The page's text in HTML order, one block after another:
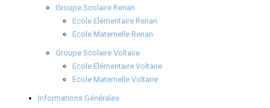
Groupe Scolaire Renan
Ecole Elémentaire Renan
Ecole Maternelle Renan
Groupe Scolaire Voltaire
Ecole Elémentaire Voltaire
Ecole Maternelle Voltaire
Informations Générales